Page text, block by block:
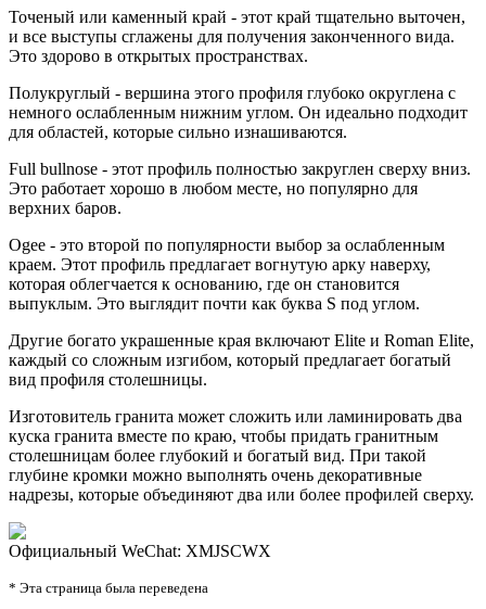
Точеный или каменный край - этот край тщательно выточен,
и все выступы сглажены для получения законченного вида.
Это здорово в открытых пространствах.
Полукруглый - вершина этого профиля глубоко округлена с
немного ослабленным нижним углом. Он идеально подходит
для областей, которые сильно изнашиваются.
Full bullnose - этот профиль полностью закруглен сверху вниз.
Это работает хорошо в любом месте, но популярно для
верхних баров.
Ogee - это второй по популярности выбор за ослабленным
краем. Этот профиль предлагает вогнутую арку наверху,
которая облегчается к основанию, где он становится
выпуклым. Это выглядит почти как буква S под углом.
Другие богато украшенные края включают Elite и Roman Elite,
каждый со сложным изгибом, который предлагает богатый
вид профиля столешницы.
Изготовитель гранита может сложить или ламинировать два
куска гранита вместе по краю, чтобы придать гранитным
столешницам более глубокий и богатый вид. При такой
глубине кромки можно выполнять очень декоративные
надрезы, которые объединяют два или более профилей сверху.
Официальный WeChat: XMJSCWX
* Эта страница была переведена